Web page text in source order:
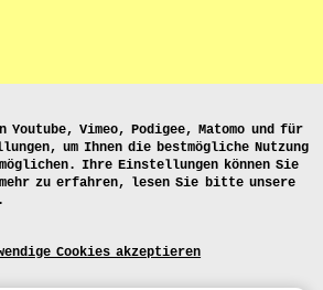
Youtube, Vimeo, Podigee, Matomo und für
um Ihnen die bestmögliche Nutzung
Ihre Einstellungen können Sie
zu erfahren, lesen Sie bitte unsere
.
Cookies akzeptieren